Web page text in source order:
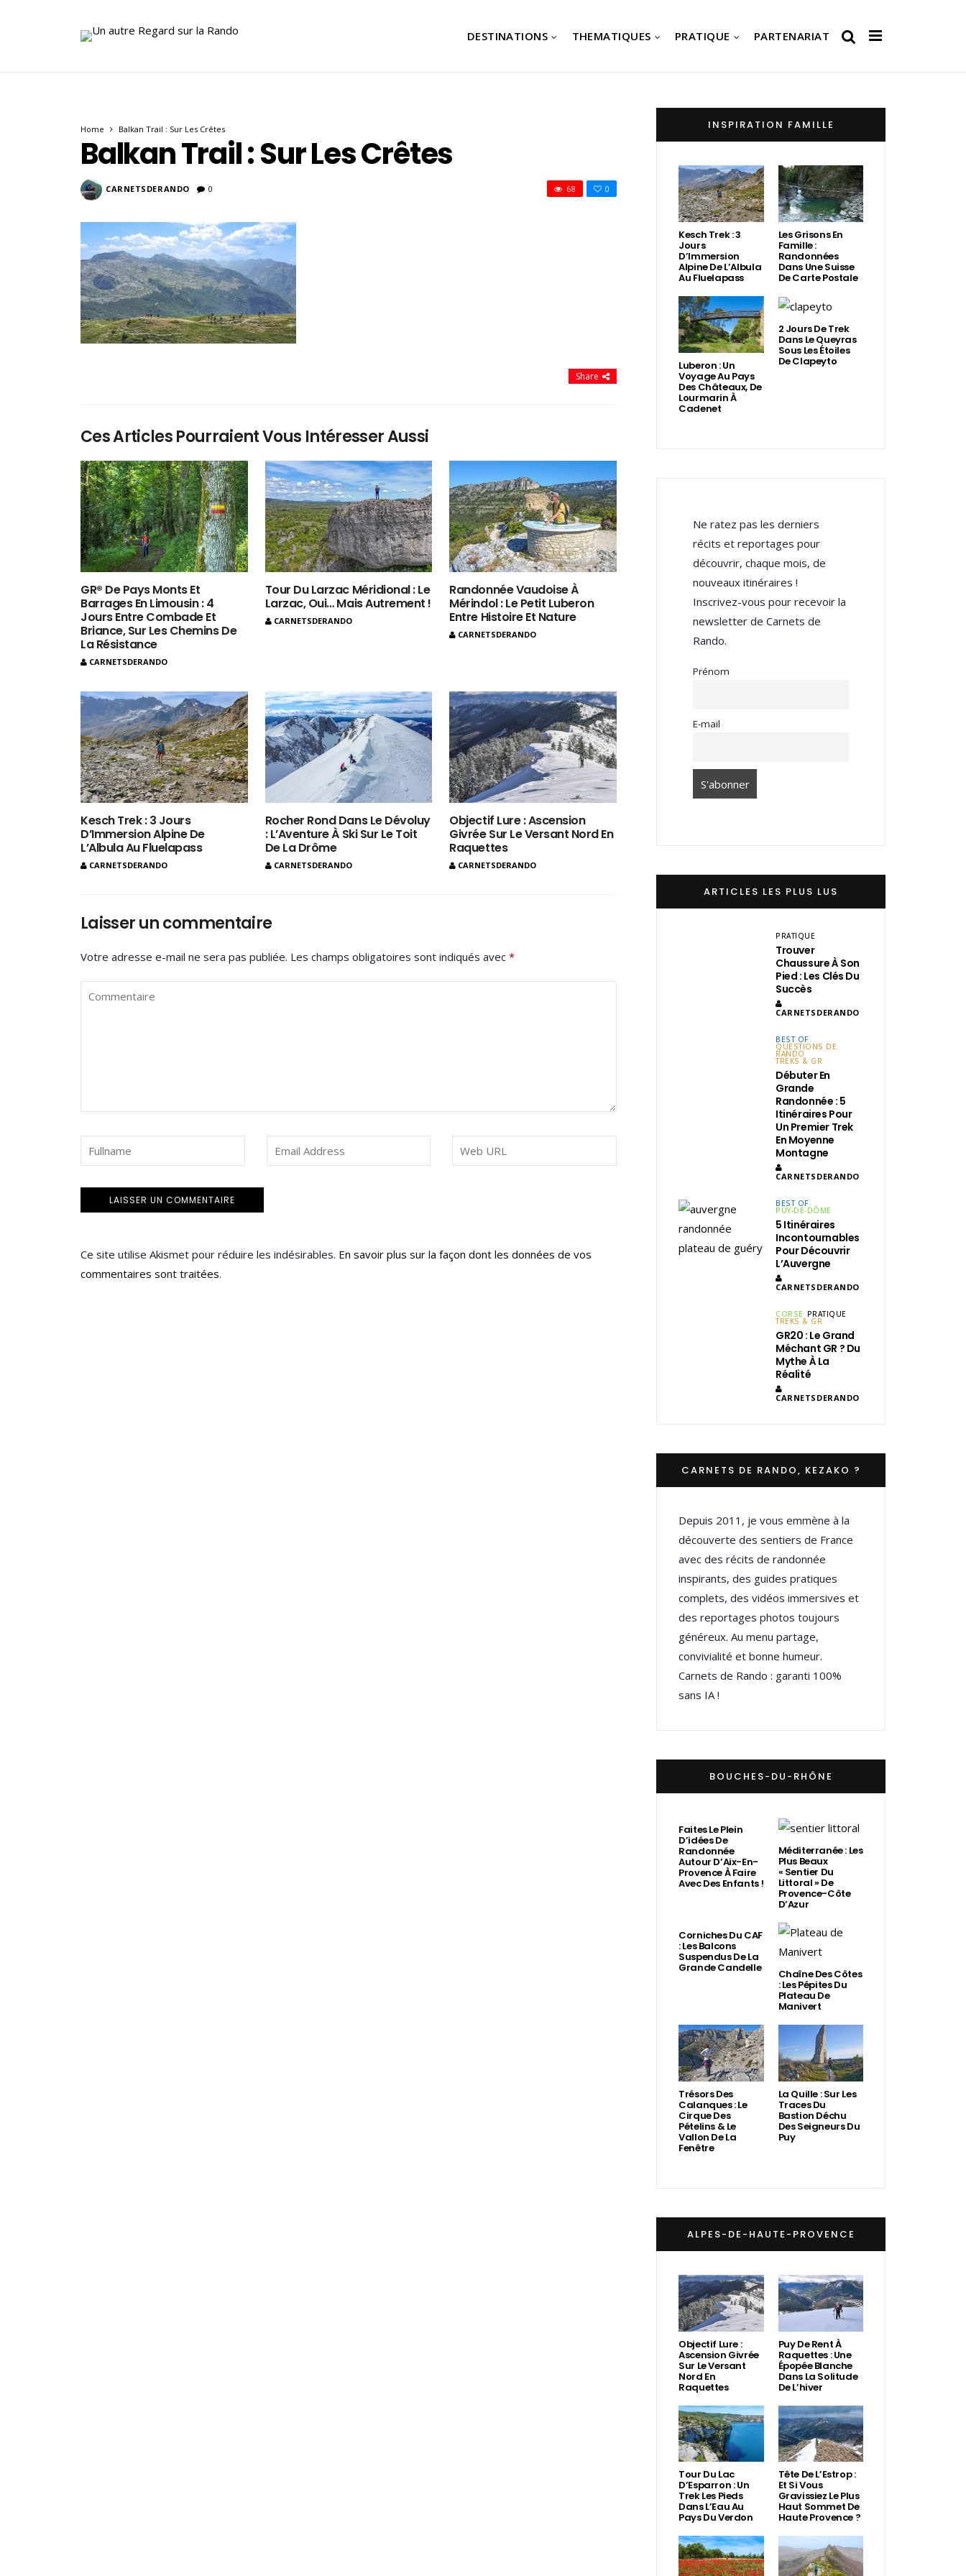
DESTINATIONS THEMATIQUES PRATIQUE PARTENARIAT
Home Balkan Trail : Sur Les Crêtes
Balkan Trail : Sur Les Crêtes
CARNETSDERANDO 0 0
68
Share
Ces Articles Pourraient Vous Intéresser Aussi
GR® De Pays Monts Et
Barrages En Limousin : 4
Jours Entre Combade Et
Briance, Sur Les Chemins De
La Résistance
CARNETSDERANDO
Tour Du Larzac Méridional : Le
Larzac, Oui… Mais Autrement !
CARNETSDERANDO
Randonnée Vaudoise À
Mérindol : Le Petit Luberon
Entre Histoire Et Nature
CARNETSDERANDO
Kesch Trek : 3 Jours
D’Immersion Alpine De
L’Albula Au Fluelapass
CARNETSDERANDO
Rocher Rond Dans Le Dévoluy
: L’Aventure À Ski Sur Le Toit
De La Drôme
CARNETSDERANDO
Objectif Lure : Ascension
Givrée Sur Le Versant Nord En
Raquettes
CARNETSDERANDO
Laisser un commentaire
Votre adresse e-mail ne sera pas publiée. Les champs obligatoires sont indiqués avec *
Ce site utilise Akismet pour réduire les indésirables. En savoir plus sur la façon dont les données de vos
commentaires sont traitées.
INSPIRATION FAMILLE
Kesch Trek : 3
Jours
D’Immersion
Alpine De L’Albula
Au Fluelapass
Les Grisons En
Famille :
Randonnées
Dans Une Suisse
De Carte Postale
Luberon : Un
Voyage Au Pays
Des Châteaux, De
Lourmarin À
Cadenet
2 Jours De Trek
Dans Le Queyras
Sous Les Étoiles
De Clapeyto
Ne ratez pas les derniers
récits et reportages pour
découvrir, chaque mois, de
nouveaux itinéraires !
Inscrivez-vous pour recevoir la
newsletter de Carnets de
Rando.
Prénom
E-mail
ARTICLES LES PLUS LUS
PRATIQUE
Trouver
Chaussure À Son
Pied : Les Clés Du
Succès
CARNETSDERANDO
BEST OF
QUESTIONS DE
RANDO
TREKS & GR
Débuter En
Grande
Randonnée : 5
Itinéraires Pour
Un Premier Trek
En Moyenne
Montagne
CARNETSDERANDO
BEST OF
PUY-DE-DÔME
5 Itinéraires
Incontournables
Pour Découvrir
L’Auvergne
CARNETSDERANDO
CORSE PRATIQUE
TREKS & GR
GR20 : Le Grand
Méchant GR ? Du
Mythe À La
Réalité
CARNETSDERANDO
CARNETS DE RANDO, KEZAKO ?
Depuis 2011, je vous emmène à la
découverte des sentiers de France
avec des récits de randonnée
inspirants, des guides pratiques
complets, des vidéos immersives et
des reportages photos toujours
généreux. Au menu partage,
convivialité et bonne humeur.
Carnets de Rando : garanti 100%
sans IA !
BOUCHES-DU-RHÔNE
Faites Le Plein
D’idées De
Randonnée
Autour D’Aix-En-
Provence À Faire
Avec Des Enfants !
Méditerranée : Les
Plus Beaux
« Sentier Du
Littoral » De
Provence-Côte
D’Azur
Corniches Du CAF
: Les Balcons
Suspendus De La
Grande Candelle Chaîne Des Côtes
: Les Pépites Du
Plateau De
Manivert
Trésors Des
Calanques : Le
Cirque Des
Pételins & Le
Vallon De La
Fenêtre
La Quille : Sur Les
Traces Du
Bastion Déchu
Des Seigneurs Du
Puy
ALPES-DE-HAUTE-PROVENCE
Objectif Lure :
Ascension Givrée
Sur Le Versant
Nord En
Raquettes
Puy De Rent À
Raquettes : Une
Épopée Blanche
Dans La Solitude
De L’hiver
Tour Du Lac
D’Esparron : Un
Trek Les Pieds
Dans L’Eau Au
Pays Du Verdon
Tête De L’Estrop :
Et Si Vous
Gravissiez Le Plus
Haut Sommet De
Haute Provence ?